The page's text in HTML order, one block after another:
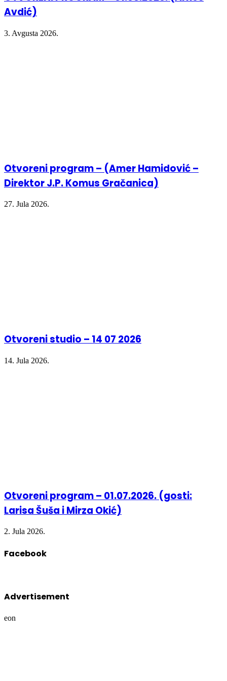
Avdić)
3. Avgusta 2026.
Otvoreni program – (Amer Hamidović –
Direktor J.P. Komus Gračanica)
27. Jula 2026.
Otvoreni studio – 14 07 2026
14. Jula 2026.
Otvoreni program – 01.07.2026. (gosti:
Larisa Šuša i Mirza Okić)
2. Jula 2026.
Facebook
Advertisement
eon